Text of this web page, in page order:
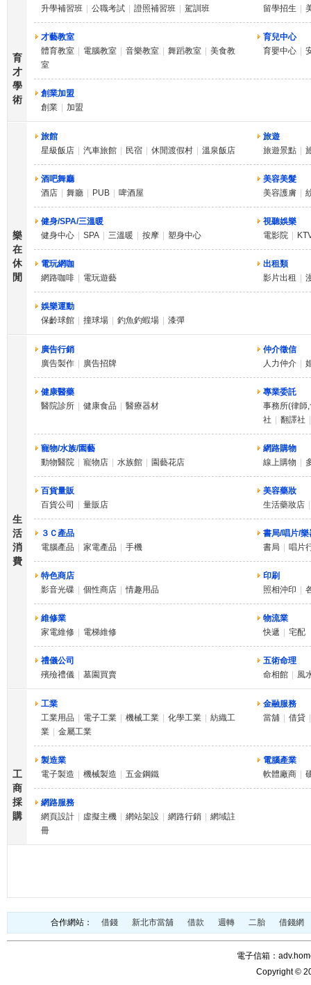
育
才
學
術
升學補習班
公職考試 證照補習班 駕訓班
留學招生
才藝教室
體育教室
電腦教室 音樂教室 舞蹈教室
美食教
室
育兒中心
育嬰中心
創業加盟
創業
加盟
樂
在
休
閒
旅館
星級飯店
汽車旅館 民宿 休閒渡假村 溫泉飯店
旅遊
旅遊景點
酒吧舞廳
酒店
舞廳 PUB 啤酒屋
美容美髮
美容護膚
健身/SPA/三溫暖
健身中心
SPA 三溫暖 按摩 塑身中心
視聽娛樂
電影院
電玩網咖
網路咖啡
電玩遊藝
出租類
影片出租
娛樂運動
保齡球館
撞球場 釣魚釣蝦場 漆彈
生
活
消
費
廣告行銷
廣告製作
廣告招牌
仲介徵信
人力仲介
健康醫藥
醫院診所
健康食品 醫療器材
專業委託
事務所(律師
社
翻譯社
寵物/水族/園藝
動物醫院
寵物店 水族館 園藝花店
網路購物
線上購物
百貨量販
百貨公司
量販店
美容藥妝
生活藥妝店
３Ｃ產品
電腦產品
家電產品 手機
書局/唱片/樂
書局
唱片
特色商店
影音光碟
個性商店 情趣用品
印刷
照相沖印
維修業
家電維修
電梯維修
物流業
快遞
宅配
禮儀公司
殯殮禮儀
墓園買賣
五術命理
命相館
風
工
商
採
購
工業
工業用品
電子工業 機械工業 化學工業
紡織工
業
金屬工業
金融服務
當舖
借貸
製造業
電子製造
機械製造 五金鋼鐵
電腦產業
軟體廠商
網路服務
網頁設計
虛擬主機 網站架設 網路行銷
網域註
冊
合作網站： 借錢 新北市當舖 借款 週轉 二胎 借錢網
電子信箱：
Copyright ©